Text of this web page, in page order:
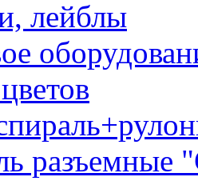
лейблы
разъемные